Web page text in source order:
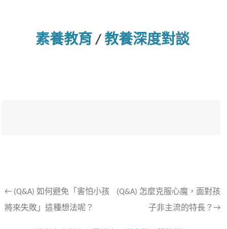
素養教育 / 教養深度對談
文
章
← (Q&A) 如何避免「害怕小孩
將來失敗」這種想法呢？
(Q&A) 怎麼克服心魔，面對孩
子非主流的特長？→